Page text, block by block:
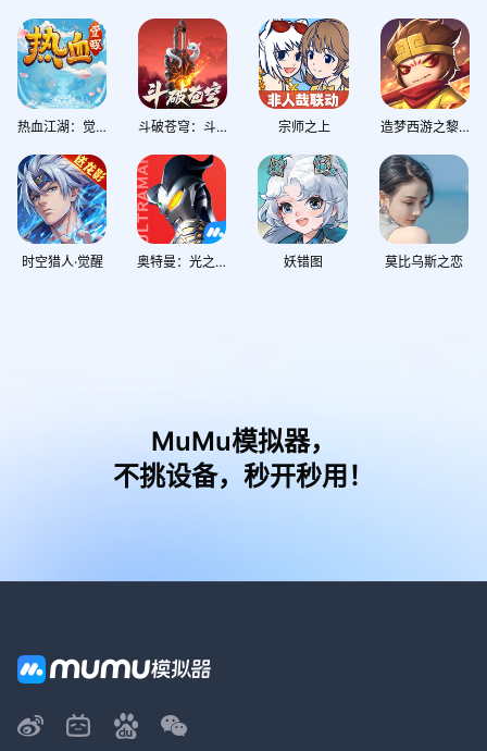
热血江湖：觉醒 斗破苍穹：斗帝之路 宗师之上 造梦西游之黎尤浩劫篇
时空猎人·觉醒 奥特曼：光之战士 妖错图 莫比乌斯之恋
MuMu模拟器，
不挑设备，秒开秒用！